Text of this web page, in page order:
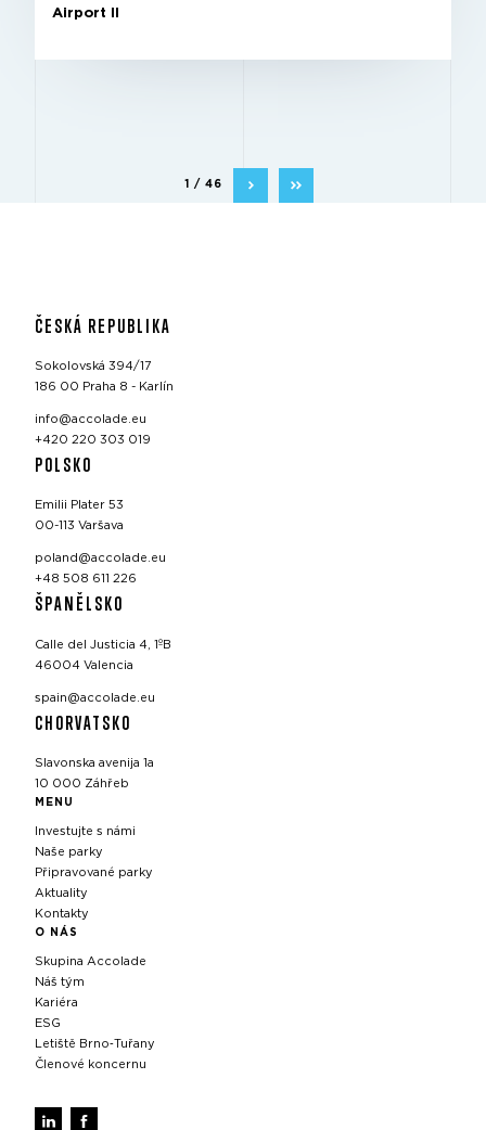
Airport II
1 / 46
ČESKÁ REPUBLIKA
Sokolovská 394/17
186 00 Praha 8 - Karlín
info@accolade.eu
+420 220 303 019
POLSKO
Emilii Plater 53
00-113 Varšava
poland@accolade.eu
+48 508 611 226
ŠPANĚLSKO
Calle del Justicia 4, 1ºB
46004 Valencia
spain@accolade.eu
CHORVATSKO
Slavonska avenija 1a
10 000 Záhřeb
MENU
Investujte s námi
Naše parky
Připravované parky
Aktuality
Kontakty
O NÁS
Skupina Accolade
Náš tým
Kariéra
ESG
Letiště Brno‑Tuřany
Členové koncernu